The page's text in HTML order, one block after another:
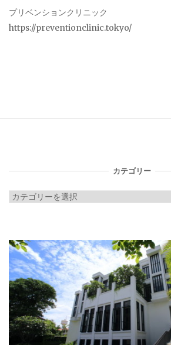
プリベンションクリニック
https://preventionclinic.tokyo/
カテゴリー
カ
リ
ー